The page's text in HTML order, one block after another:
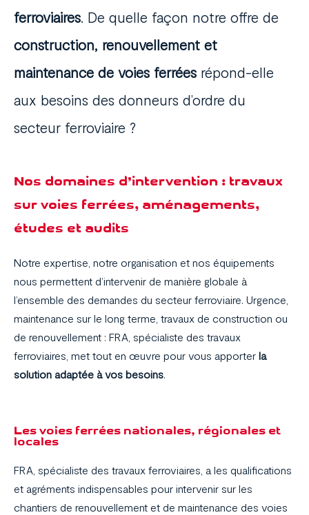
ferroviaires. De quelle façon notre offre de
construction, renouvellement et
maintenance de voies ferrées répond-elle
aux besoins des donneurs d’ordre du
secteur ferroviaire ?
Nos domaines d’intervention : travaux
sur voies ferrées, aménagements,
études et audits
Notre expertise, notre organisation et nos équipements
nous permettent d’intervenir de manière globale à
l’ensemble des demandes du secteur ferroviaire. Urgence,
maintenance sur le long terme, travaux de construction ou
de renouvellement : FRA, spécialiste des travaux
ferroviaires, met tout en œuvre pour vous apporter la
solution adaptée à vos besoins.
Les voies ferrées nationales, régionales et
locales
FRA, spécialiste des travaux ferroviaires, a les qualifications
et agréments indispensables pour intervenir sur les
chantiers de renouvellement et de maintenance des voies